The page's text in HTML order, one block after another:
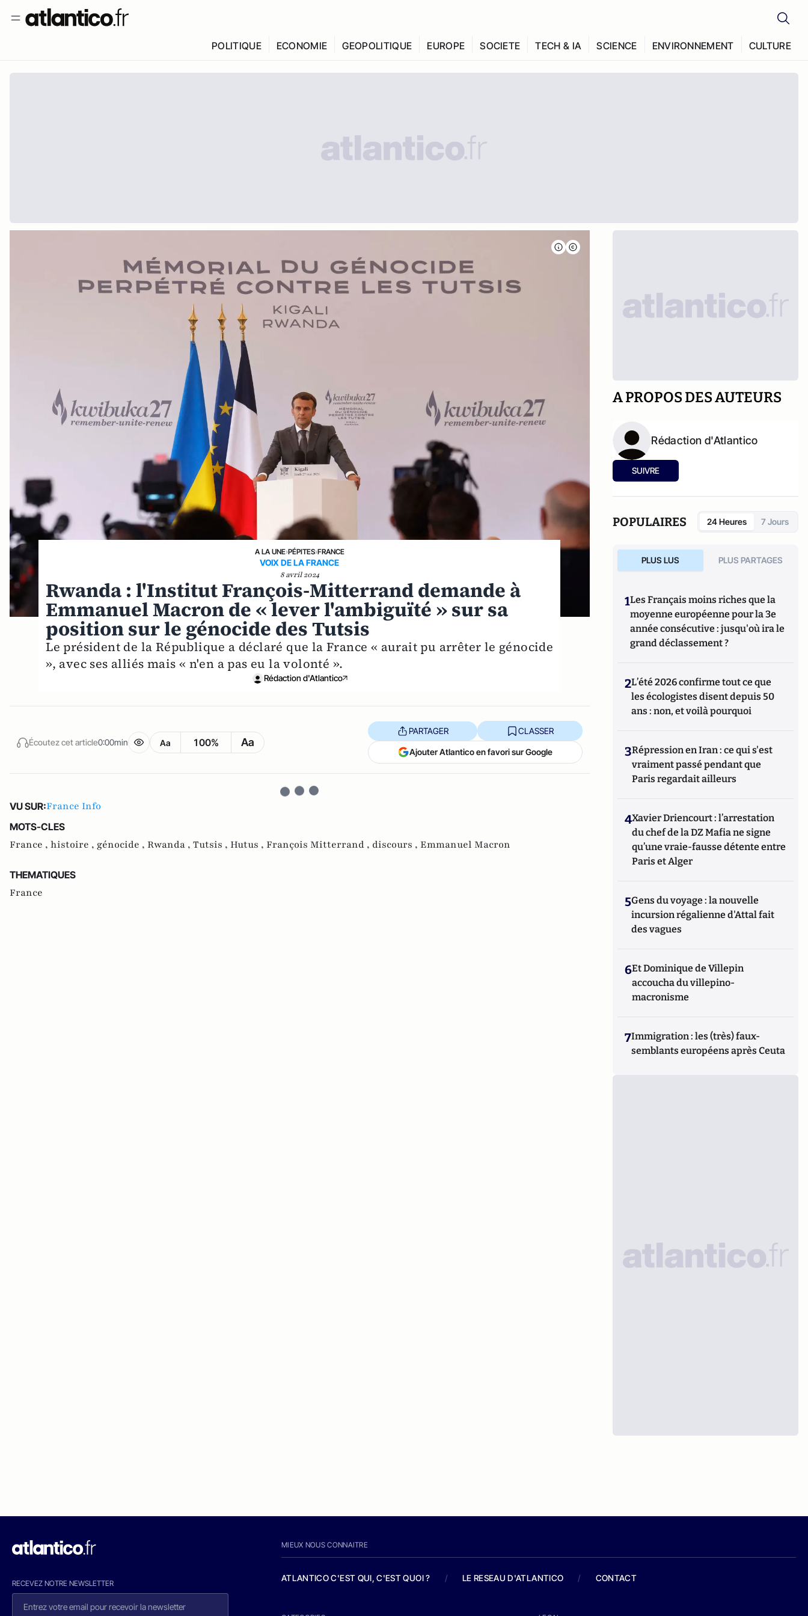
POLITIQUE ECONOMIE GEOPOLITIQUE EUROPE SOCIETE TECH & IA SCIENCE ENVIRONNEMENT CULTURE
A LA UNE›PÉPITES›FRANCE
VOIX DE LA FRANCE
8 avril 2024
Rwanda : l'Institut François-Mitterrand demande à
Emmanuel Macron de « lever l'ambiguïté » sur sa
position sur le génocide des Tutsis
Le président de la République a déclaré que la France « aurait pu arrêter le génocide
», avec ses alliés mais « n'en a pas eu la volonté ».
Rédaction d'Atlantico
Écoutez cet article0:00min Aa 100% Aa
PARTAGER CLASSER
Ajouter Atlantico en favori sur Google
VU SUR:France Info
MOTS-CLES
France , histoire , génocide , Rwanda , Tutsis , Hutus , François Mitterrand , discours , Emmanuel Macron
THEMATIQUES
France
A PROPOS DES AUTEURS
Rédaction d'Atlantico
SUIVRE
POPULAIRES 24 Heures 7 Jours
PLUS LUS PLUS PARTAGES
1Les Français moins riches que la
moyenne européenne pour la 3e
année consécutive : jusqu'où ira le
grand déclassement ?
2L’été 2026 confirme tout ce que
les écologistes disent depuis 50
ans : non, et voilà pourquoi
3Répression en Iran : ce qui s'est
vraiment passé pendant que
Paris regardait ailleurs
4Xavier Driencourt : l’arrestation
du chef de la DZ Mafia ne signe
qu’une vraie-fausse détente entre
Paris et Alger
5Gens du voyage : la nouvelle
incursion régalienne d'Attal fait
des vagues
6Et Dominique de Villepin
accoucha du villepino-
macronisme
7Immigration : les (très) faux-
semblants européens après Ceuta
RECEVEZ NOTRE NEWSLETTER
MIEUX NOUS CONNAITRE
ATLANTICO C'EST QUI, C'EST QUOI ? / LE RESEAU D'ATLANTICO / CONTACT